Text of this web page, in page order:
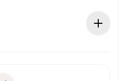
nulla e ti proporremo